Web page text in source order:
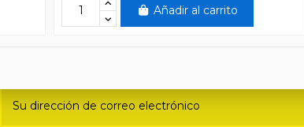
Añadir al carrito